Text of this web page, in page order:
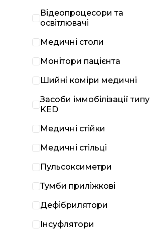
Відеопроцесори та
освітлювачі
Медичні столи
Монітори пацієнта
Шийні коміри медичні
Засоби іммобілізації типу
KED
Медичні стійки
Медичні стільці
Пульсоксиметри
Тумби приліжкові
Дефібрилятори
Інсуфлятори